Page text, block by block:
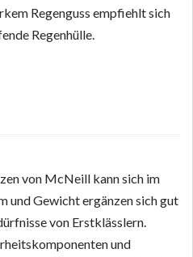
Regenguss empfiehlt sich
Regenhülle.
von McNeill kann sich im
und Gewicht ergänzen sich gut
von Erstklässlern.
und